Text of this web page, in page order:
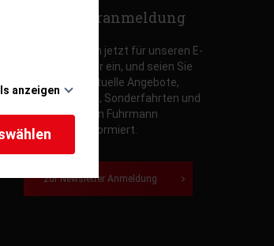
Newsletteranmeldung
Tragen Sie sich jetzt für unseren E-
Mail Newsletter ein, und seien Sie
immer über aktuelle Angebote,
Spezialfahrten, Sonderfahrten und
Neuigkeiten von Fuhrmann
Mundstock informiert.
zur Newsletter Anmeldung
anzeigen
Mithilfe